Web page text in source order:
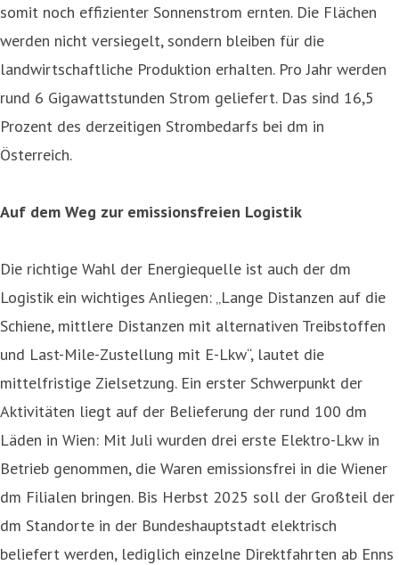
somit noch effizienter Sonnenstrom ernten. Die Flächen
werden nicht versiegelt, sondern bleiben für die
landwirtschaftliche Produktion erhalten. Pro Jahr werden
rund 6 Gigawattstunden Strom geliefert. Das sind 16,5
Prozent des derzeitigen Strombedarfs bei dm in
Österreich.
Auf dem Weg zur emissionsfreien Logistik
Die richtige Wahl der Energiequelle ist auch der dm
Logistik ein wichtiges Anliegen: „Lange Distanzen auf die
Schiene, mittlere Distanzen mit alternativen Treibstoffen
und Last-Mile-Zustellung mit E-Lkw“, lautet die
mittelfristige Zielsetzung. Ein erster Schwerpunkt der
Aktivitäten liegt auf der Belieferung der rund 100 dm
Läden in Wien: Mit Juli wurden drei erste Elektro-Lkw in
Betrieb genommen, die Waren emissionsfrei in die Wiener
dm Filialen bringen. Bis Herbst 2025 soll der Großteil der
dm Standorte in der Bundeshauptstadt elektrisch
beliefert werden, lediglich einzelne Direktfahrten ab Enns